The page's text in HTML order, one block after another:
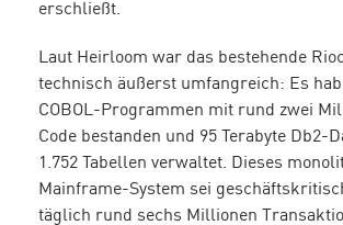
erschließt.
Laut Heirloom war das bestehende
technisch äußerst umfangreich: Es
COBOL-Programmen mit rund zwei
Code bestanden und 95 Terabyte Db2-
1.752 Tabellen verwaltet. Dieses
Mainframe-System sei
täglich rund sechs Millionen